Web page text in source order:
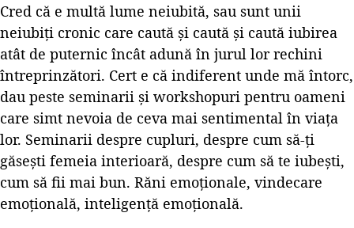
Cred că e multă lume neiubită, sau sunt unii
neiubiți cronic care caută și caută și caută iubirea
atât de puternic încât adună în jurul lor rechini
întreprinzători. Cert e că indiferent unde mă întorc,
dau peste seminarii și workshopuri pentru oameni
care simt nevoia de ceva mai sentimental în viața
lor. Seminarii despre cupluri, despre cum să-ți
găsești femeia interioară, despre cum să te iubești,
cum să fii mai bun. Răni emoționale, vindecare
emoțională, inteligență emoțională.